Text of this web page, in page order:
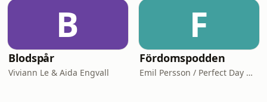
B
Blodspår
Viviann Le & Aida Engvall
F
Fördomspodden
Emil Persson / Perfect Day Media